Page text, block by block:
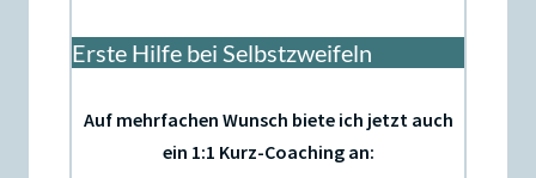
Erste Hilfe bei Selbstzweifeln
Auf mehrfachen Wunsch biete ich jetzt auch
ein 1:1 Kurz-Coaching an: